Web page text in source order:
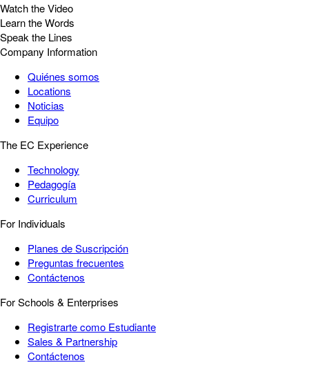
Watch the Video
Learn the Words
Speak the Lines
Company Information
Quiénes somos
Locations
Noticias
Equipo
The EC Experience
Technology
Pedagogía
Curriculum
For Individuals
Planes de Suscripción
Preguntas frecuentes
Contáctenos
For Schools & Enterprises
Registrarte como Estudiante
Sales & Partnership
Contáctenos